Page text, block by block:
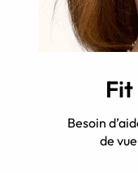
Fit
Besoin
de